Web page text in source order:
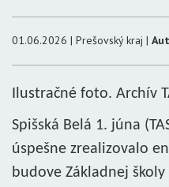
01.06.2026 | Prešovský kraj |
Ilustračné foto. Archív
Spišská Belá 1. júna
úspešne zrealizovalo
budove Základnej školy